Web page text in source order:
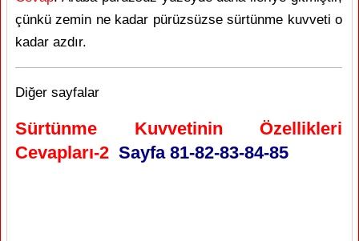
çünkü zemin ne kadar pürüzsüzse sürtünme kuvveti o
kadar azdır.
Diğer sayfalar
Sürtünme Kuvvetinin Özellikleri
Cevapları-2 Sayfa 81-82-83-84-85